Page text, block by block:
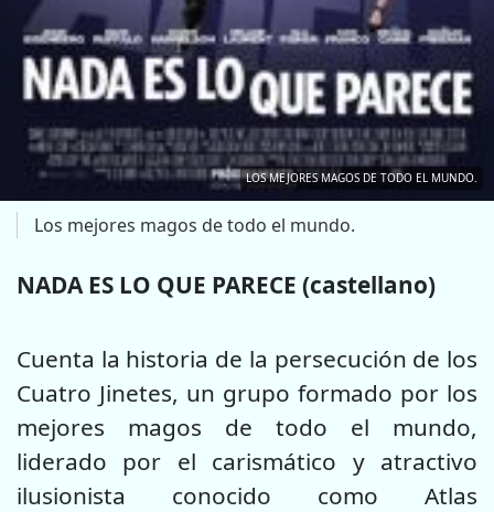
LOS MEJORES MAGOS DE TODO EL MUNDO.
Los mejores magos de todo el mundo.
NADA ES LO QUE PARECE (castellano)
Cuenta la historia de la persecución de los
Cuatro Jinetes, un grupo formado por los
mejores magos de todo el mundo,
liderado por el carismático y atractivo
ilusionista conocido como Atlas